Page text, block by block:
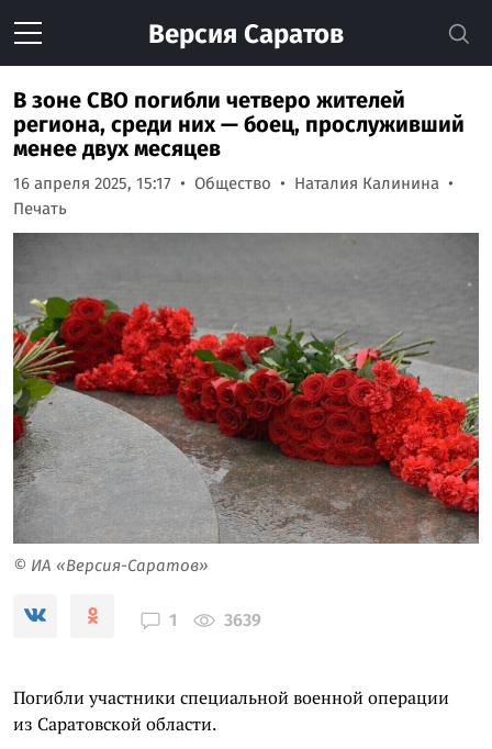
Версия Саратов
В зоне СВО погибли четверо жителей
региона, среди них — боец, прослуживший
менее двух месяцев
16 апреля 2025, 15:17 Общество
Наталия Калинина
Печать
© ИА «Версия-Саратов»
1 3639
Погибли участники специальной военной операции
из Саратовской области.